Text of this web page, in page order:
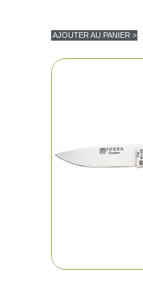
AJOUTER AU PANIER >